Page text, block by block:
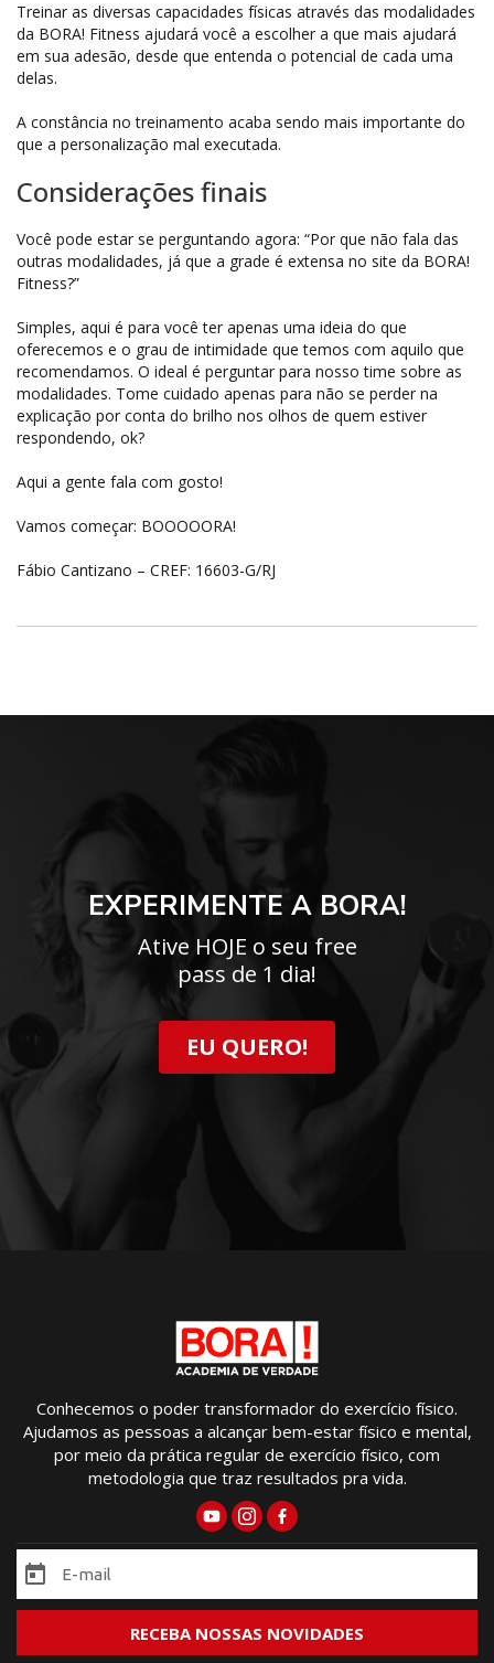
Treinar as diversas capacidades físicas através das modalidades
da BORA! Fitness ajudará você a escolher a que mais ajudará
em sua adesão, desde que entenda o potencial de cada uma
delas.
A constância no treinamento acaba sendo mais importante do
que a personalização mal executada.
Considerações finais
Você pode estar se perguntando agora: “Por que não fala das
outras modalidades, já que a grade é extensa no site da BORA!
Fitness?”
Simples, aqui é para você ter apenas uma ideia do que
oferecemos e o grau de intimidade que temos com aquilo que
recomendamos. O ideal é perguntar para nosso time sobre as
modalidades. Tome cuidado apenas para não se perder na
explicação por conta do brilho nos olhos de quem estiver
respondendo, ok?
Aqui a gente fala com gosto!
Vamos começar: BOOOOORA!
Fábio Cantizano – CREF: 16603-G/RJ
EXPERIMENTE A BORA!
Ative HOJE o seu free
pass de 1 dia!
EU QUERO!
Conhecemos o poder transformador do exercício físico.
Ajudamos as pessoas a alcançar bem-estar físico e mental,
por meio da prática regular de exercício físico, com
metodologia que traz resultados pra vida.